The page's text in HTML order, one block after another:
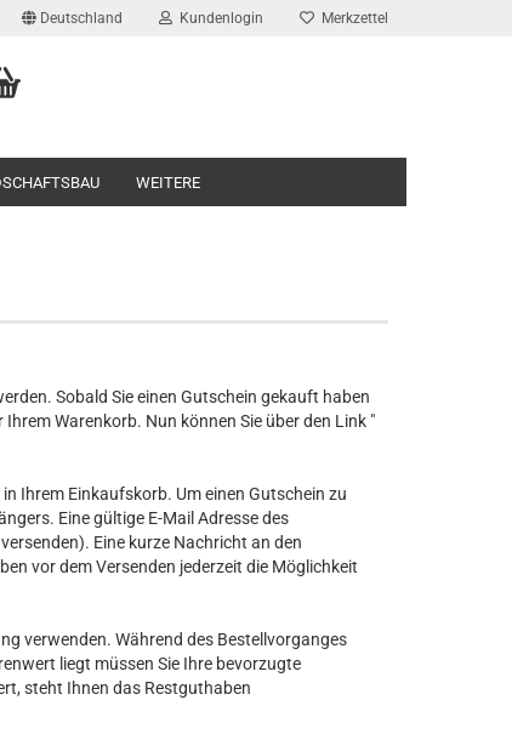
Deutschland Kundenlogin Merkzettel
WEITERE
Sobald Sie einen Gutschein gekauft haben
Warenkorb. Nun können Sie über den Link "
Ihrem Einkaufskorb. Um einen Gutschein zu
Eine gültige E-Mail Adresse des
Eine kurze Nachricht an den
vor dem Versenden jederzeit die Möglichkeit
verwenden. Während des Bestellvorganges
liegt müssen Sie Ihre bevorzugte
steht Ihnen das Restguthaben